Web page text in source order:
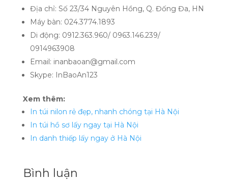
Địa chỉ: Số 23/34 Nguyên Hồng, Q. Đống Đa, HN
Máy bàn: 024.3774.1893
Di động: 0912.363.960/ 0963.146.239/
0914963908
Email: inanbaoan@gmail.com
Skype: InBaoAn123
Xem thêm:
In túi nilon rẻ đẹp, nhanh chóng tại Hà Nội
In túi hồ sơ lấy ngay tại Hà Nội
In danh thiếp lấy ngay ở Hà Nội
Bình luận